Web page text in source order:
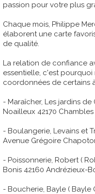
passion pour votre plus
Chaque mois, Philippe
élaborent une carte
de qualité.
La relation de confiance
essentielle, c'est
coordonnées de certains
- Maraîcher, Les jardins
Noailleux 42170 Chambles
- Boulangerie, Levains et
Avenue Grégoire
- Poissonnerie, Robert (
Bonis 42160 Andrézieux-
- Boucherie, Bayle ( Bayle